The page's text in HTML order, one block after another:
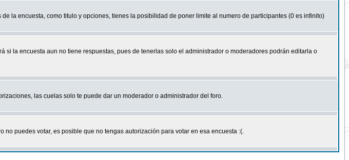
de la encuesta, como titulo y opciones, tienes la posibilidad de poner limite al numero de participantes (0 es infinito)
la encuesta aun no tiene respuestas, pues de tenerlas solo el administrador o moderadores podrán editarla o
las cuelas solo te puede dar un moderador o administrador del foro.
puedes votar, es posible que no tengas autorización para votar en esa encuesta :(.